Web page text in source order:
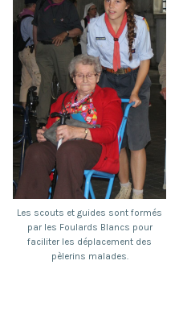
Les scouts et guides sont formés
par les Foulards Blancs pour
faciliter les déplacement des
pèlerins malades.